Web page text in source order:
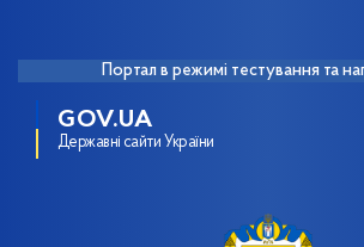
Портал в режимі тестування та
GOV.UA
Державні сайти України